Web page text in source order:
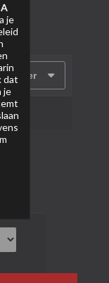
Filter
je
dat
je